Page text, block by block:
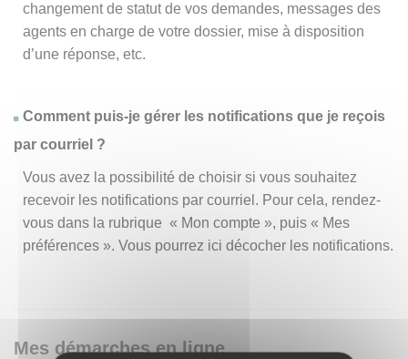
changement de statut de vos demandes, messages des
agents en charge de votre dossier, mise à disposition
d’une réponse, etc.
Comment puis-je gérer les notifications que je reçois
par courriel ?
Vous avez la possibilité de choisir si vous souhaitez
recevoir les notifications par courriel. Pour cela, rendez-
vous dans la rubrique « Mon compte », puis « Mes
préférences ». Vous pourrez ici décocher les notifications.
Mes démarches en ligne